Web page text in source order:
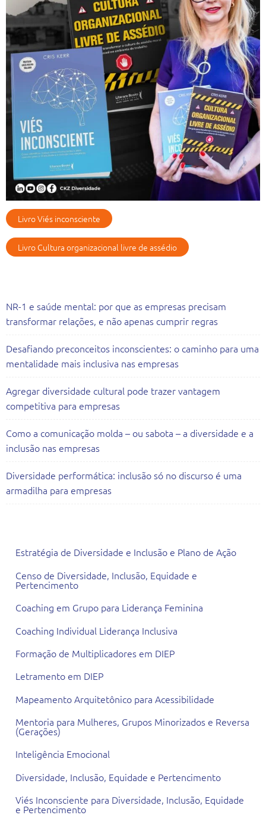
Livro Viés inconsciente
Livro Cultura organizacional livre de assédio
NR-1 e saúde mental: por que as empresas precisam
transformar relações, e não apenas cumprir regras
Desafiando preconceitos inconscientes: o caminho para uma
mentalidade mais inclusiva nas empresas
Agregar diversidade cultural pode trazer vantagem
competitiva para empresas
Como a comunicação molda – ou sabota – a diversidade e a
inclusão nas empresas
Diversidade performática: inclusão só no discurso é uma
armadilha para empresas
Estratégia de Diversidade e Inclusão e Plano de Ação
Censo de Diversidade, Inclusão, Equidade e
Pertencimento
Coaching em Grupo para Liderança Feminina
Coaching Individual Liderança Inclusiva
Formação de Multiplicadores em DIEP
Letramento em DIEP
Mapeamento Arquitetônico para Acessibilidade
Mentoria para Mulheres, Grupos Minorizados e Reversa
(Gerações)
Inteligência Emocional
Diversidade, Inclusão, Equidade e Pertencimento
Viés Inconsciente para Diversidade, Inclusão, Equidade
e Pertencimento